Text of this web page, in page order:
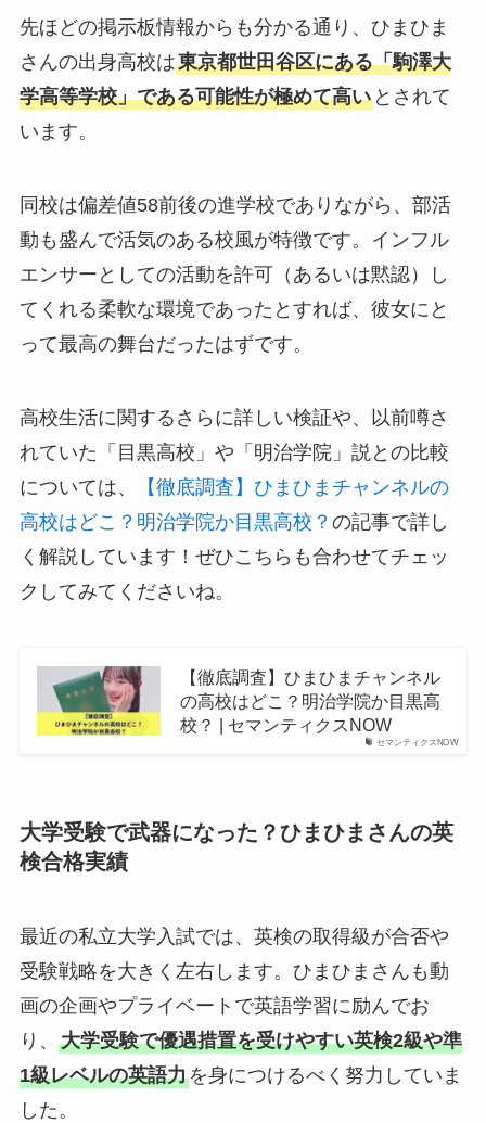
先ほどの掲示板情報からも分かる通り、ひまひま
さんの出身高校は東京都世田谷区にある「駒澤大
学高等学校」である可能性が極めて高いとされて
います。
同校は偏差値58前後の進学校でありながら、部活
動も盛んで活気のある校風が特徴です。インフル
エンサーとしての活動を許可（あるいは黙認）し
てくれる柔軟な環境であったとすれば、彼女にと
って最高の舞台だったはずです。
高校生活に関するさらに詳しい検証や、以前噂さ
れていた「目黒高校」や「明治学院」説との比較
については、
【徹底調査】ひまひまチャンネルの
高校はどこ？明治学院か目黒高校？ の記事で詳し
く解説しています！ぜひこちらも合わせてチェッ
クしてみてくださいね。
セマンティクスNOW
【徹底調査】ひまひまチャンネル
の高校はどこ？明治学院か目黒高
校？ | セマンティクスNOW
大学受験で武器になった？ひまひまさんの英
検合格実績
最近の私立大学入試では、英検の取得級が合否や
受験戦略を大きく左右します。ひまひまさんも動
画の企画やプライベートで英語学習に励んでお
り、 大学受験で優遇措置を受けやすい英検2級や準
1級レベルの英語力を身につけるべく努力していま
した。